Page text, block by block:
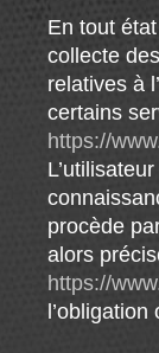
En tout
collecte
relatives à
certains
https://
procède
alors
https://